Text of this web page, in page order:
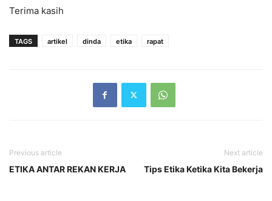
Terima kasih
TAGS artikel dinda etika rapat
Previous article
ETIKA ANTAR REKAN KERJA
Next article
Tips Etika Ketika Kita Bekerja